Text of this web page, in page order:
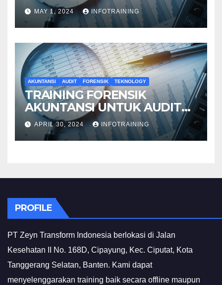
PENYELIDIKAN
MAY 1, 2024 INFOTRAINING
AKUNTANSI AUDIT FORENSIK TEKNOLOGY
TRAINING FORENSIK
AKUNTANSI UNTUK AUDIT
INVESTIGATIF
APRIL 30, 2024 INFOTRAINING
PROFILE
PT Zeyn Transform Indonesia berlokasi di Jalan
Kesehatan II No. 168D, Cipayung, Kec. Ciputat, Kota
Tanggerang Selatan, Banten. Kami dapat
menyelenggarakan training baik secara offline maupun